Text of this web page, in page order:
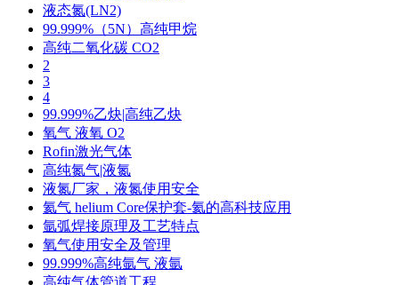
液态氮(LN2)
99.999%（5N）高纯甲烷
高纯二氧化碳 CO2
2
3
4
99.999%乙炔|高纯乙炔
氧气 液氧 O2
Rofin激光气体
高纯氮气|液氮
液氮厂家，液氮使用安全
氦气 helium Core保护套-氦的高科技应用
氩弧焊接原理及工艺特点
氧气使用安全及管理
99.999%高纯氩气 液氩
高纯气体管道工程